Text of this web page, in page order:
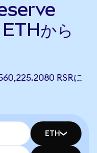
から
RSRに
ETH